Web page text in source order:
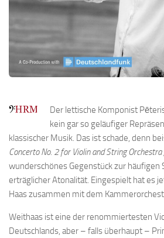
Der lettische Komponist
kein gar so geläufiger
klassischer Musik. Das ist schade, denn
Concerto No. 2 for Violin and String Orchestra
wunderschönes Gegenstück zur häufigen
erträglicher Atonalität. Eingespielt hat es
Haas zusammen mit dem
Weithaas ist eine der renommiertesten
Deutschlands, aber – falls überhaupt –